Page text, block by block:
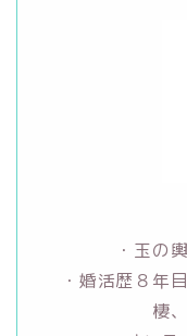
・玉の
・婚活歴８年
棲